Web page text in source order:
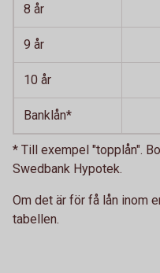
8 år
9 år
10 år
Banklån*
* Till exempel "topplån".
Swedbank Hypotek.
Om det är för få lån inom
tabellen.